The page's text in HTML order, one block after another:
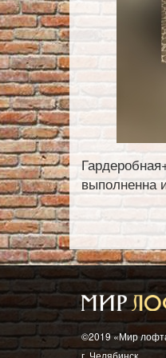
выполненна
©2019 «Мир
г. Челябинск